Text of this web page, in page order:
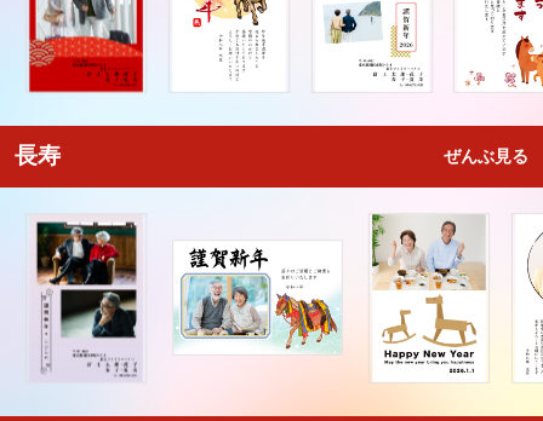
長寿 ぜんぶ見る